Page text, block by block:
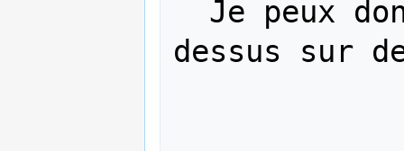
dessus sur